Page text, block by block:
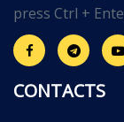
press Ctrl +
CONTACTS